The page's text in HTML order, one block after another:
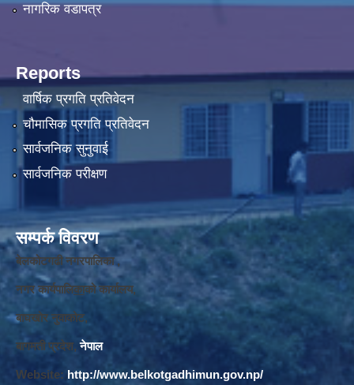
नागरिक वडापत्र
Reports
वार्षिक प्रगति प्रतिवेदन
चौमासिक प्रगति प्रतिवेदन
सार्वजनिक सुनुवाई
सार्वजनिक परीक्षण
सम्पर्क विवरण
बेलकोटगढी नगरपालिका ,
नगर कार्यपालिकाको कार्यालय,
बाघखोर नुवाकोट,
बागमती प्रदेश, नेपाल
Website: http://www.belkotgadhimun.gov.np/